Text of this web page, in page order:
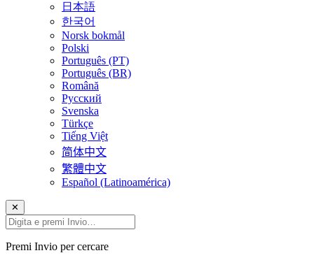
日本語
한국어
Norsk bokmål
Polski
Português (PT)
Português (BR)
Română
Русский
Svenska
Türkçe
Tiếng Việt
简体中文
繁體中文
Español (Latinoamérica)
✕
Premi Invio per cercare